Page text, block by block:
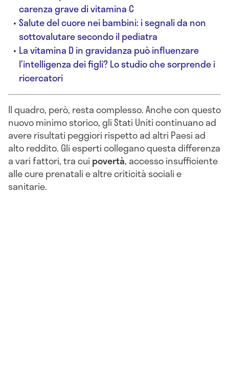
carenza grave di vitamina C
Salute del cuore nei bambini: i segnali da non
sottovalutare secondo il pediatra
La vitamina D in gravidanza può influenzare
l’intelligenza dei figli? Lo studio che sorprende i
ricercatori
Il quadro, però, resta complesso. Anche con questo
nuovo minimo storico, gli Stati Uniti continuano ad
avere risultati peggiori rispetto ad altri Paesi ad
alto reddito. Gli esperti collegano questa differenza
a vari fattori, tra cui povertà, accesso insufficiente
alle cure prenatali e altre criticità sociali e
sanitarie.